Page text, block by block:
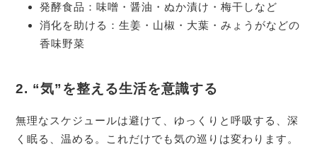
発酵食品：味噌・醤油・ぬか漬け・梅干しなど
消化を助ける：生姜・山椒・大葉・みょうがなどの
香味野菜
2. “気”を整える生活を意識する
無理なスケジュールは避けて、ゆっくりと呼吸する、深
く眠る、温める。これだけでも気の巡りは変わります。